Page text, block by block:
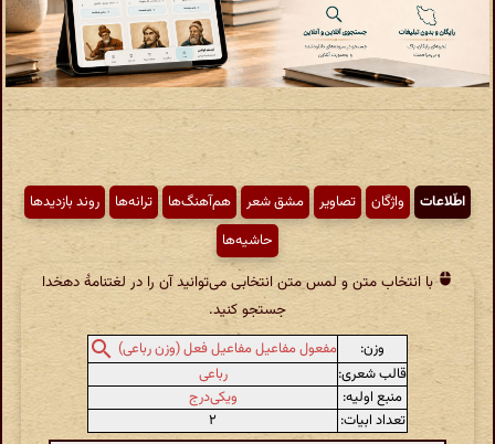
اطّلاعات واژگان تصاویر مشق شعر هم‌آهنگ‌ها ترانه‌ها
روند بازدیدها
حاشیه‌ها
با انتخاب متن و لمس متن انتخابی می‌توانید آن را در لغتنامهٔ دهخدا
جستجو کنید.
وزن:
مفعول مفاعیل مفاعیل فعل (وزن رباعی)
قالب شعری:
رباعی
منبع اولیه:
ویکی‌درج
تعداد ابیات:
۲